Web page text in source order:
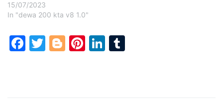
15/07/2023
In "dewa 200 kta v8 1.0"
Facebook
Twitter
Blogger
Pinterest
LinkedIn